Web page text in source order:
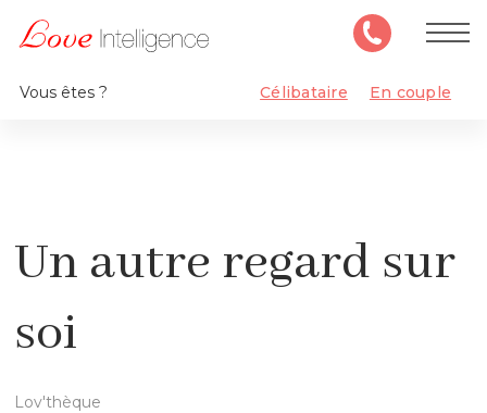
Vous êtes ? Célibataire En couple
Un autre regard sur
soi
Lov'thèque